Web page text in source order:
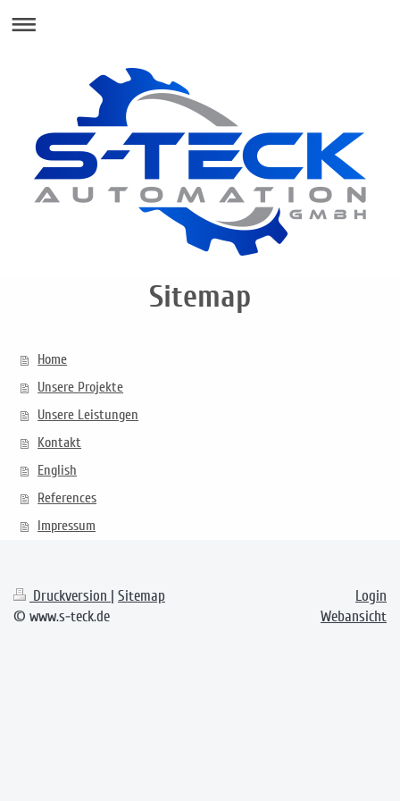
Sitemap
Home
Unsere Projekte
Unsere Leistungen
Kontakt
English
References
Impressum
Druckversion | Sitemap
© www.s-teck.de
Login
Webansicht